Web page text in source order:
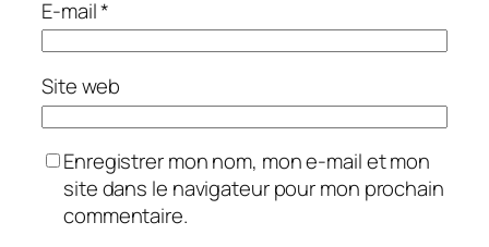
E-mail*
Site web
Enregistrer mon nom, mon e-mail et mon
site dans le navigateur pour mon prochain
commentaire.